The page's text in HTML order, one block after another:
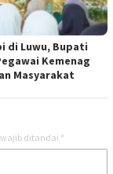
di Luwu, Bupati
Kemenag
Masyarakat
wajib ditandai *